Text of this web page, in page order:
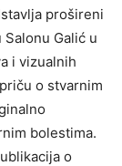
prošireni
Galić u
i vizualnih
o stvarnim
bolestima.
o